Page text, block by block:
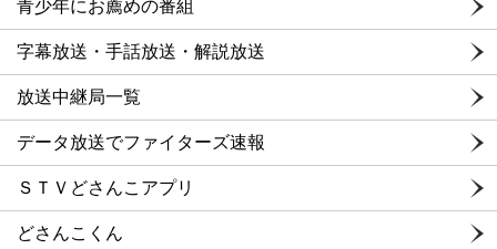
青少年にお薦めの番組
字幕放送・手話放送・解説放送
放送中継局一覧
データ放送でファイターズ速報
ＳＴＶどさんこアプリ
どさんこくん